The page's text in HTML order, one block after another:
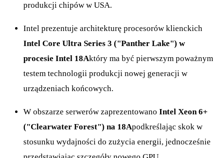
produkcji chipów w USA.
Intel prezentuje architekturę procesorów klienckich
Intel Core Ultra Series 3 ("Panther Lake") w
procesie Intel 18Aktóry ma być pierwszym poważnym
testem technologii produkcji nowej generacji w
urządzeniach końcowych.
W obszarze serwerów zaprezentowano Intel Xeon 6+
("Clearwater Forest") na 18Apodkreślając skok w
stosunku wydajności do zużycia energii, jednocześnie